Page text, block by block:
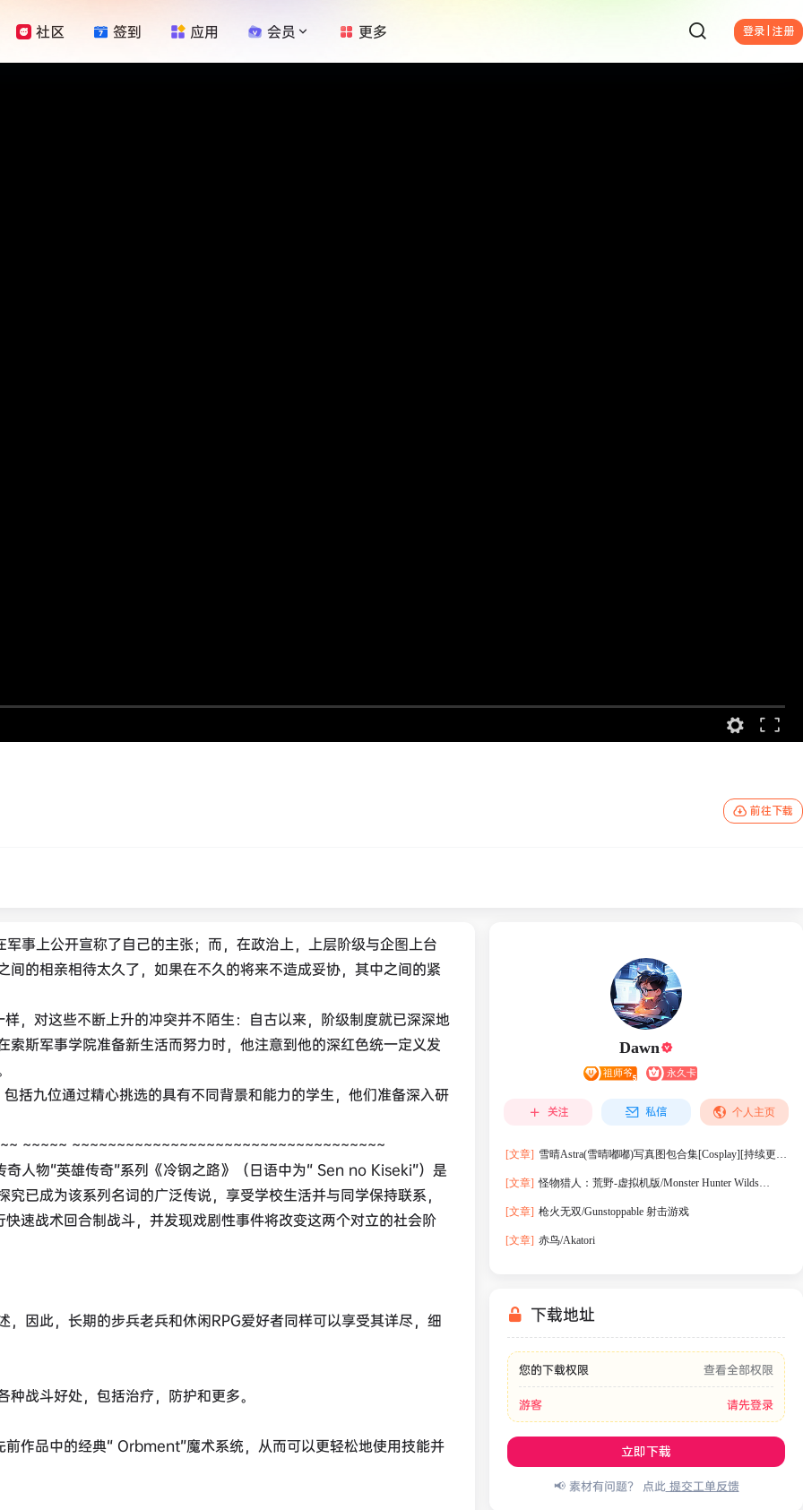
登录 | 注册
社区 签到 应用 会员 更多
前往下载
事上公开宣称了自己的主张；而，在政治上，上层阶级与企图上台
的相亲相待太久了，如果在不久的将来不造成妥协，其中之间的紧
，对这些不断上升的冲突并不陌生：自古以来，阶级制度就已深深地
斯军事学院准备新生活而努力时，他注意到他的深红色统一定义发
括九位通过精心挑选的具有不同背景和能力的学生，他们准备深入研
~~~~~ ~~~~~~~~~~~~~~~~~~~~~~~~~~~~~~~~~~~
人物“英雄传奇”系列《冷钢之路》（日语中为“ Sen no Kiseki”）是
已成为该系列名词的广泛传说，享受学校生活并与同学保持联系，
速战术回合制战斗，并发现戏剧性事件将改变这两个对立的社会阶
因此，长期的步兵老兵和休闲RPG爱好者同样可以享受其详尽，细
战斗好处，包括治疗，防护和更多。
作品中的经典“ Orbment”魔术系统，从而可以更轻松地使用技能并
Dawn
关注 私信 个人主页
[文章] 雪晴Astra(雪晴嘟嘟)写真图包合集[Cosplay][持续更
[文章] 怪物猎人：荒野-虚拟机版/Monster Hunter Wilds
[文章] 枪火无双/Gunstoppable 射击游戏
[文章] 赤鸟/Akatori
下载地址
您的下载权限 查看全部权限
游客 请先登录
立即下载
📢 素材有问题？ 点此提交工单反馈